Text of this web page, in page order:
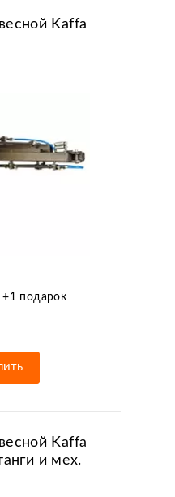
Kaffa
+1 подарок
Kaffa
и мех.
л)